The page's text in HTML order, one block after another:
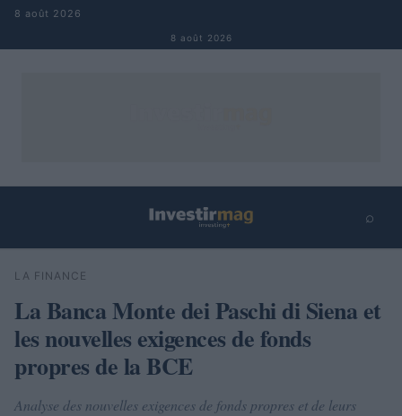
Aller au contenu
8 août 2026
8 août 2026
⌕
Rechercher
LA FINANCE
La Banca Monte dei Paschi di Siena et
les nouvelles exigences de fonds
propres de la BCE
Analyse des nouvelles exigences de fonds propres et de leurs